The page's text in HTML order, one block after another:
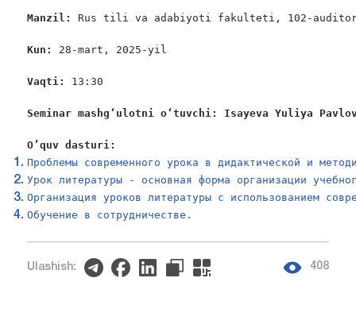
Manzil: Rus tili va adabiyoti fakulteti, 102-
Kun: 28-mart, 2025-yil
Vaqti: 13:30
Seminar mashgʻulotni oʻtuvchi: Isayeva
O’quv dasturi:
Проблемы современного урока в дидактической и
Урок литературы - основная форма организации
Организация уроков литературы с использованием
Обучение в сотрудничестве.
Ulashish: 408